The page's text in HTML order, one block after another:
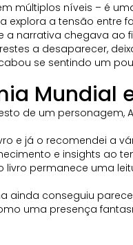
múltiplos níveis – é
a tensão entre
narrativa chegava ao
a desaparecer,
se sentindo um
Mundial
de um personagem,
e já o recomendei a
e insights ao
permanece uma
conseguiu
uma presença